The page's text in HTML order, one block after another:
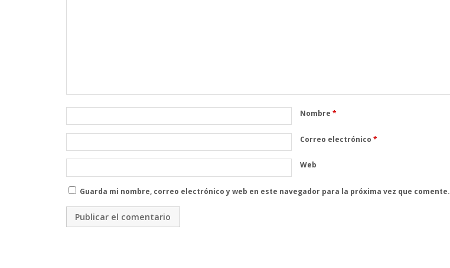
Nombre *
Correo electrónico *
Web
Guarda mi nombre, correo electrónico y web en este navegador para la próxima vez que comente.